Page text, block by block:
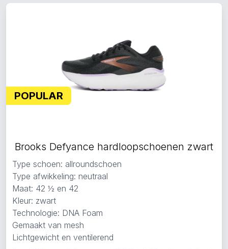
POPULAR
Brooks Defyance hardloopschoenen zwart
Type schoen: allroundschoen
Type afwikkeling: neutraal
Maat: 42 ½ en 42
Kleur: zwart
Technologie: DNA Foam
Gemaakt van mesh
Lichtgewicht en ventilerend